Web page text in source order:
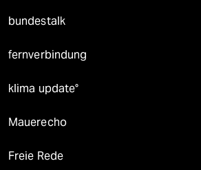
bundestalk
fernverbindung
klima update°
Mauerecho
Freie Rede